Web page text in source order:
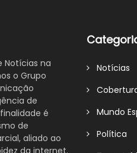
Notícias na
o Grupo
de
é
de
aliado ao
Notícias
Mundo
Política